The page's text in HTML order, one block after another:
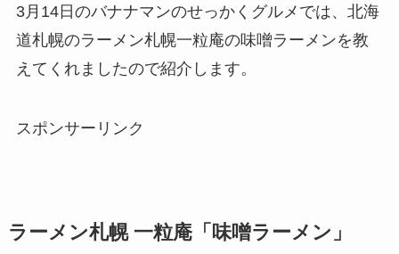
3月14日のバナナマンのせっかくグルメでは、北海
道札幌のラーメン札幌一粒庵の味噌ラーメンを教
えてくれましたので紹介します。
スポンサーリンク
ラーメン札幌 一粒庵「味噌ラーメン」